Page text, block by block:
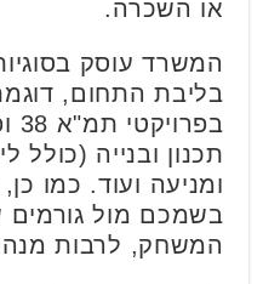
או השכרה.
המשרד עוסק
בליבת התחום, דוגמת
תכנון ובנייה (כולל
ומניעה ועוד. כמו
בשמכם מול גורמים
המשחק, לרבות